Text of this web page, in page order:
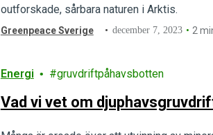
outforskade, sårbara naturen i Arktis.
Greenpeace Sverige december 7, 2023 2
Energi gruvdriftpåhavsbotten
Vad vi vet om